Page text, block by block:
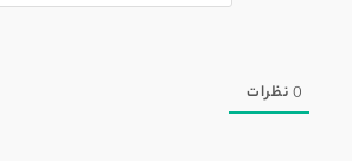
0نظرات